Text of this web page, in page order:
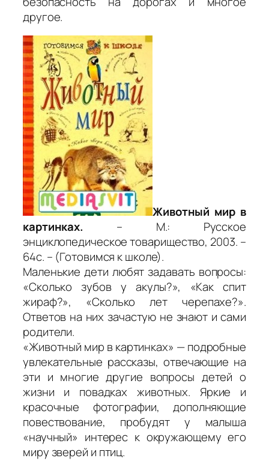
другое.
Животный мир в
картинках. – М.: Русское
энциклопедическое товарищество, 2003. –
64с. – (Готовимся к школе).
Маленькие дети любят задавать вопросы:
«Сколько зубов у акулы?», «Как спит
жираф?», «Сколько лет черепахе?».
Ответов на них зачастую не знают и сами
родители.
«Животный мир в картинках» — подробные
увлекательные рассказы, отвечающие на
эти и многие другие вопросы детей о
жизни и повадках животных. Яркие и
красочные фотографии, дополняющие
повествование, пробудят у малыша
«научный» интерес к окружающему его
миру зверей и птиц.